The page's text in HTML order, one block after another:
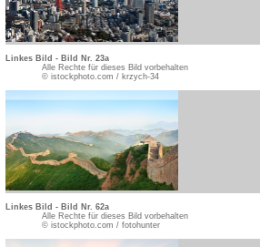
Linkes Bild - Bild Nr. 23a
Alle Rechte für dieses Bild vorbehalten
© istockphoto.com / krzych-34
Linkes Bild - Bild Nr. 62a
Alle Rechte für dieses Bild vorbehalten
© istockphoto.com / fotohunter